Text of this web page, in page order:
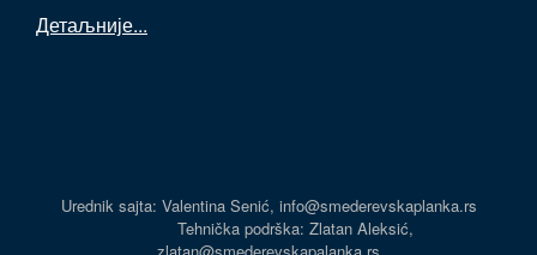
Детаљније...
Urednik sajta: Valentina Senić, info@smederevskaplanka.rs
Tehnička podrška: Zlatan Aleksić,
zlatan@smederevskapalanka.rs